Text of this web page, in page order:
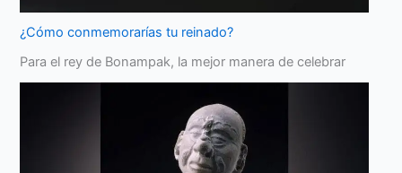
¿Cómo conmemorarías tu reinado?
Para el rey de Bonampak, la mejor manera de celebrar